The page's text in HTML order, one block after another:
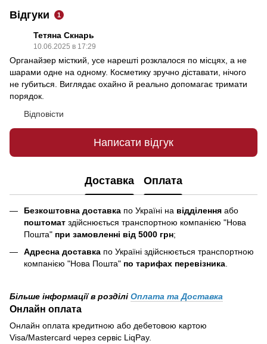
Відгуки 1
Тетяна Скнарь
10.06.2025 в 17:29
Органайзер місткий, усе нарешті розклалося по місцях, а не
шарами одне на одному. Косметику зручно діставати, нічого
не губиться. Виглядає охайно й реально допомагає тримати
порядок.
Відповісти
Написати відгук
Доставка Оплата
Безкоштовна доставка по Україні на відділення або
поштомат здійснюється транспортною компанією "Нова
Пошта" при замовленні від 5000 грн;
Адресна доставка по Україні здійснюється транспортною
компанією "Нова Пошта" по тарифах перевізника
Більше інформації в розділі Оплата та Доставка
Онлайн оплата
Онлайн оплата кредитною або дебетовою картою
Visa/Mastercard через сервіс LiqPay.